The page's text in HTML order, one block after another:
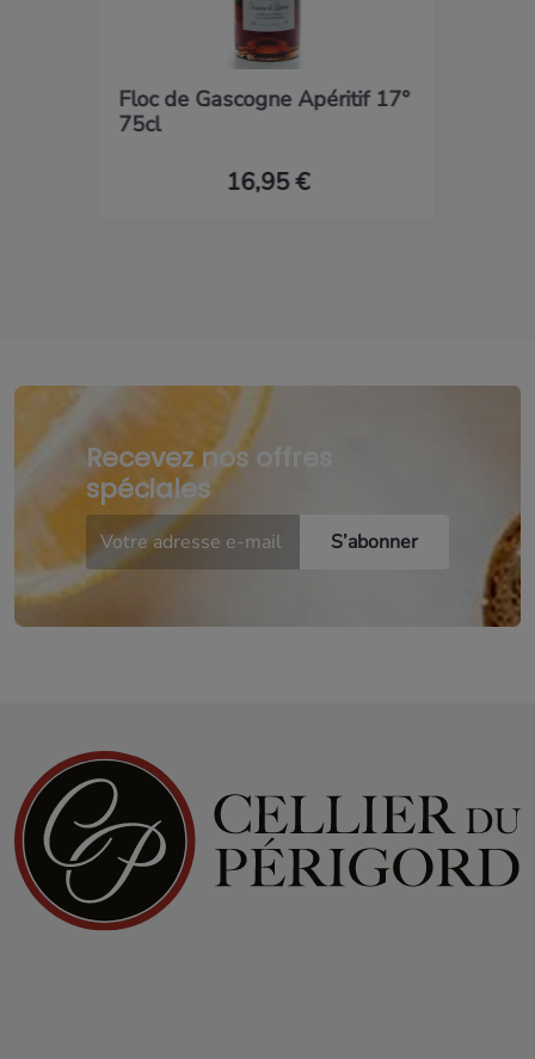
Floc de Gascogne Apéritif 17°
75cl
16,95 €
Recevez nos offres
spéciales